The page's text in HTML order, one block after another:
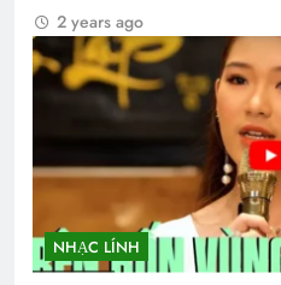
2 years ago
NHẠC LÍNH